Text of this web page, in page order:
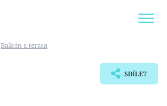
Balkón a terasa
SDÍLET